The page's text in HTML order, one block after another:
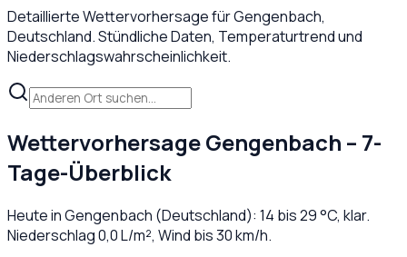
Detaillierte Wettervorhersage fürGengenbach,
Deutschland. Stündliche Daten, Temperaturtrend und
Niederschlagswahrscheinlichkeit.
WettervorhersageGengenbach – 7-
Tage-Überblick
Heute inGengenbach (Deutschland): 14 bis29°C, klar.
Niederschlag0,0L/m², Wind bis30km/h.